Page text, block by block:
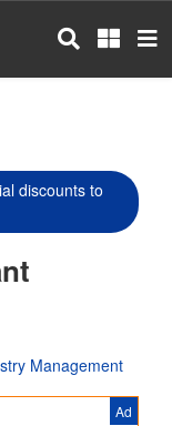
discounts to
Management
Ad